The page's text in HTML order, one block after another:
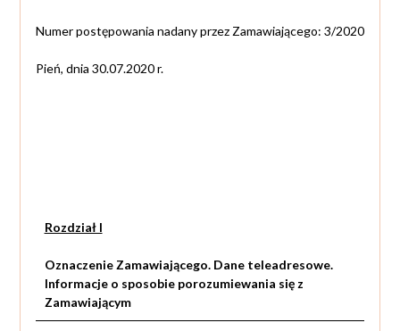
Numer postępowania nadany przez Zamawiającego: 3/2020
Pień, dnia 30.07.2020 r.
Rozdział I
Oznaczenie Zamawiającego. Dane teleadresowe.
Informacje o sposobie porozumiewania się z
Zamawiającym